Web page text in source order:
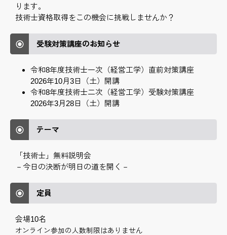
ります。
技術士資格取得をこの機会に挑戦しませんか？
受験対策講座のお知らせ
令和8年度技術士一次（経営工学）直前対策講座
2026年10月3日（土）開講
令和8年度技術士二次（経営工学）受験対策講座
2026年3月28日（土）開講
テーマ
「技術士」無料説明会
－今日の決断が明日の道を開く－
定員
会場10名
オンライン参加の人数制限はありません